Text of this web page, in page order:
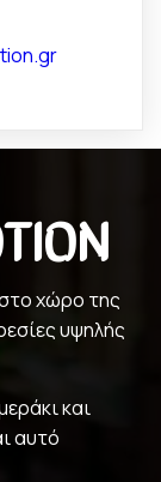
χώρο της
υψηλής
και
αυτό